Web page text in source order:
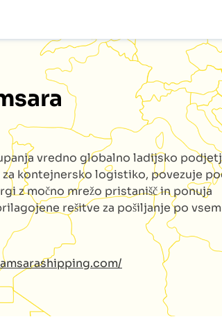
vredno globalno ladijsko
kontejnersko logistiko, povezuje
z močno mrežo pristanišč in ponuja
rešitve za pošiljanje po vsem